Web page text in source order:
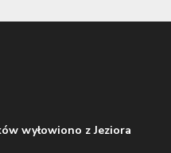
wyłowiono z Jeziora